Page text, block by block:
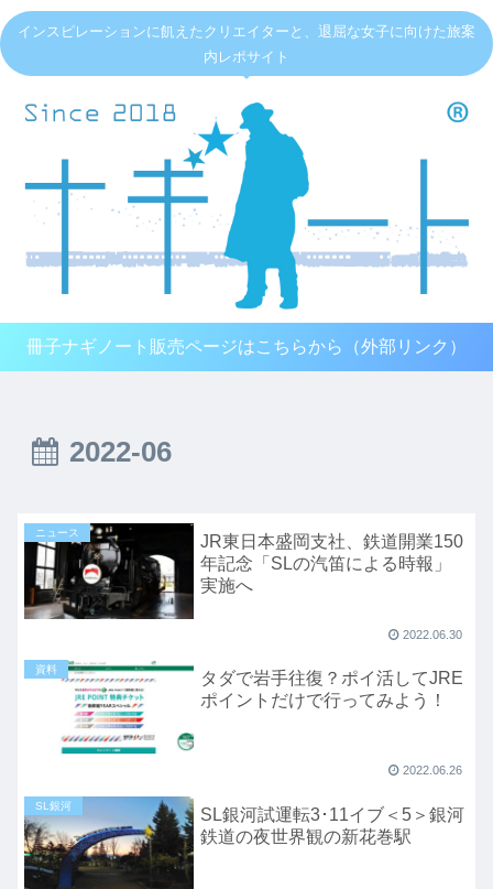
インスピレーションに飢えたクリエイターと、退屈な女子に向けた旅案
内レポサイト
冊子ナギノート販売ページはこちらから（外部リンク）
2022-06
ニュース
JR東日本盛岡支社、鉄道開業150
年記念「SLの汽笛による時報」
実施へ
2022.06.30
資料
タダで岩手往復？ポイ活してJRE
ポイントだけで行ってみよう！
2022.06.26
SL銀河
SL銀河試運転3･11イブ＜5＞銀河
鉄道の夜世界観の新花巻駅